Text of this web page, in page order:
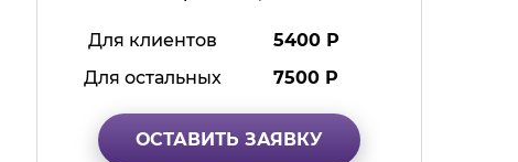
Для клиентов
5400 Р
Для остальных
7500 Р
ОСТАВИТЬ ЗАЯВКУ